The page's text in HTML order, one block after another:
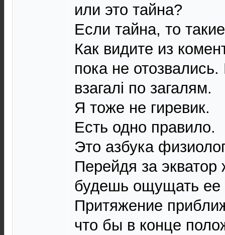
или это тайна?
Если тайна, то
Как видите из
пока не
взагалі по загалям.
Я тоже не гиревик.
Есть одно правило.
Это азбука
Перейдя за
будешь ощущать ее
Притяжение
что бы в конце